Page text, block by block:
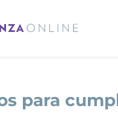
para